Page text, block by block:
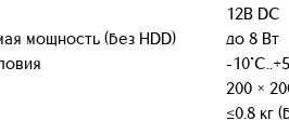
12В DC
мощность (без HDD)
до 8 Вт
-
200 ×
≤0.8 кг